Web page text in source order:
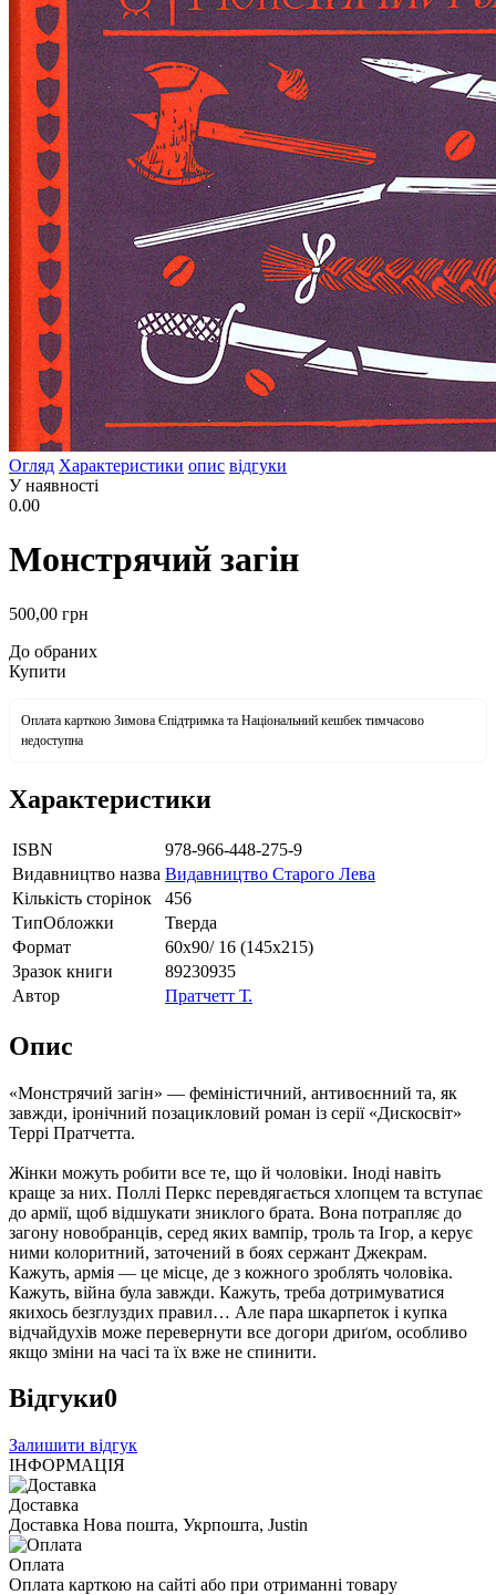
Огляд Характеристики опис відгуки
У наявності
0.00
Монстрячий загін
500,00 грн
До обраних
Купити
Оплата карткою Зимова Єпідтримка та Національний кешбек тимчасово
недоступна
Характеристики
ISBN
978-966-448-275-9
Видавництво назва Видавництво Старого Лева
Кількість сторінок
456
ТипОбложки
Тверда
Формат
60х90/ 16 (145х215)
Зразок книги
89230935
Автор
Пратчетт Т.
Опис
«Монстрячий загін» — феміністичний, антивоєнний та, як
зав­жди, іронічний позацикловий роман із серії «Дискосвіт»
Террі Пратчетта.
Жінки можуть робити все те, що й чоловіки. Іноді навіть
краще за них. Поллі Перкс перевдягається хлопцем та вступає
до армії, щоб відшукати зниклого брата. Вона потрапляє до
загону новобранців, серед яких вампір, троль та Ігор, а керує
ними колоритний, заточений в боях сержант Джекрам.
Кажуть, армія — це місце, де з кожного зроблять чоловіка.
Кажуть, війна була завжди. Кажуть, треба дотримуватися
якихось безглуздих правил… Але пара шкарпеток і купка
відчайдухів може перевернути все догори дриґом, особливо
якщо зміни на часі та їх вже не спинити.
Відгуки0
Залишити відгук
ІНФОРМАЦІЯ
Доставка
Доставка Нова пошта, Укрпошта, Justin
Оплата
Оплата карткою на сайті або при отриманні товару